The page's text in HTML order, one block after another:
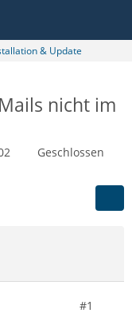
& Update
nicht im
Geschlossen
#1